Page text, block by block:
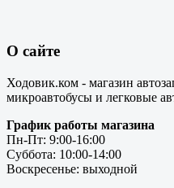
О сайте
Ходовик.ком - магазин
микроавтобусы и легковые
График работы магазина
Пн-Пт: 9:00-16:00
Суббота: 10:00-14:00
Воскресенье: выходной